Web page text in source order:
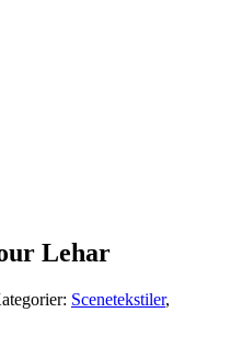
Lehar
Scenetekstiler,